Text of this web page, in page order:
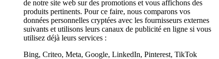
de notre site web sur des promotions et vous affichons des
produits pertinents. Pour ce faire, nous comparons vos
données personnelles cryptées avec les fournisseurs externes
suivants et utilisons leurs canaux de publicité en ligne si vous
utilisez déjà leurs services :
Bing, Criteo, Meta, Google, LinkedIn, Pinterest, TikTok